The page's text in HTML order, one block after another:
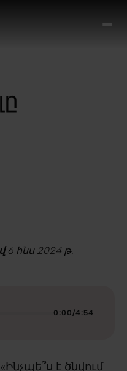
6 հնս 2024 թ.
0:00 /4:54
է ծնվում